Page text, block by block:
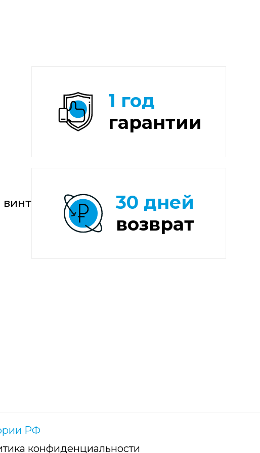
1 год
гарантии
30 дней
возврат
РФ
конфиденциальности